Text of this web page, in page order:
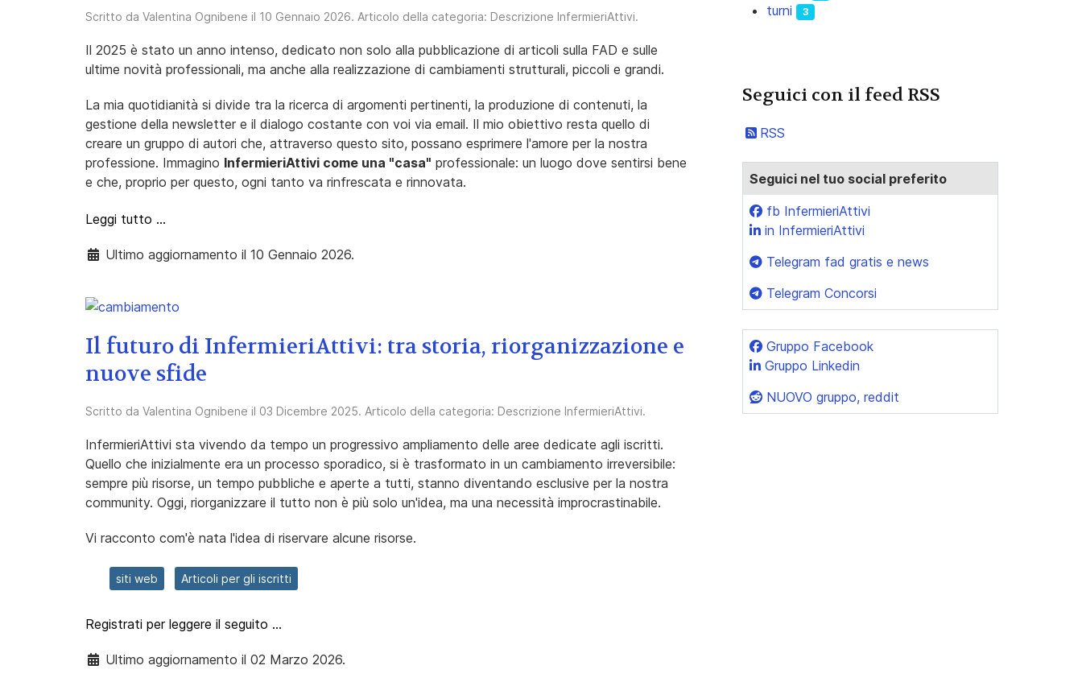
Scritto da Valentina Ognibene il 10 Gennaio 2026. Articolo della categoria: Descrizione InfermieriAttivi.
Il 2025 è stato un anno intenso, dedicato non solo alla pubblicazione di articoli sulla FAD e sulle
ultime novità professionali, ma anche alla realizzazione di cambiamenti strutturali, piccoli e grandi.
La mia quotidianità si divide tra la ricerca di argomenti pertinenti, la produzione di contenuti, la
gestione della newsletter e il dialogo costante con voi via email. Il mio obiettivo resta quello di
creare un gruppo di autori che, attraverso questo sito, possano esprimere l'amore per la nostra
professione. Immagino InfermieriAttivi come una "casa" professionale: un luogo dove sentirsi bene
e che, proprio per questo, ogni tanto va rinfrescata e rinnovata.
Leggi tutto …
Ultimo aggiornamento il 10 Gennaio 2026.
Il futuro di InfermieriAttivi: tra storia, riorganizzazione e
nuove sfide
Scritto da Valentina Ognibene il 03 Dicembre 2025. Articolo della categoria: Descrizione InfermieriAttivi.
InfermieriAttivi sta vivendo da tempo un progressivo ampliamento delle aree dedicate agli iscritti.
Quello che inizialmente era un processo sporadico, si è trasformato in un cambiamento irreversibile:
sempre più risorse, un tempo pubbliche e aperte a tutti, stanno diventando esclusive per la nostra
community. Oggi, riorganizzare il tutto non è più solo un'idea, ma una necessità improcrastinabile.
Vi racconto com'è nata l'idea di riservare alcune risorse.
siti web Articoli per gli iscritti
Registrati per leggere il seguito …
Ultimo aggiornamento il 02 Marzo 2026.
turni 3
Seguici con il feed RSS
RSS
Seguici nel tuo social preferito
fb InfermieriAttivi
in InfermieriAttivi
Telegram fad gratis e news
Telegram Concorsi
Gruppo Facebook
Gruppo Linkedin
NUOVO gruppo, reddit